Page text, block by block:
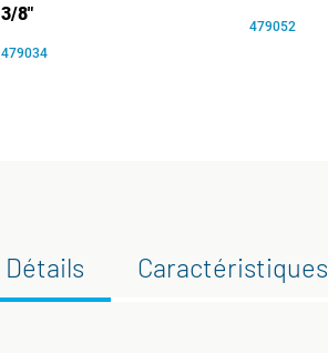
3/8"
479034
479052
Détails Caractéristiques